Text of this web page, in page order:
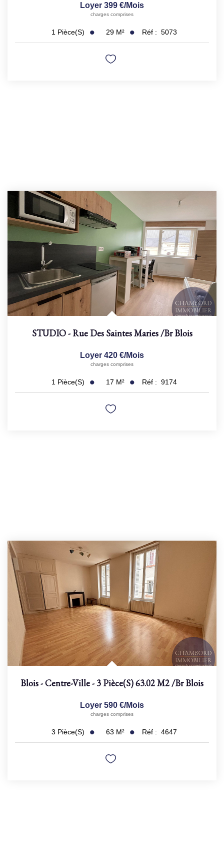
Loyer 399 €/mois
charges comprises
1 Pièce(s) 29 M² Réf : 5073
STUDIO - Rue Des Saintes Maries/brBlois
Loyer 420 €/mois
charges comprises
1 Pièce(s) 17 M² Réf : 9174
Blois - Centre-Ville - 3 Pièce(s) 63.02 M2/brBlois
Loyer 590 €/mois
charges comprises
3 Pièce(s) 63 M² Réf : 4647